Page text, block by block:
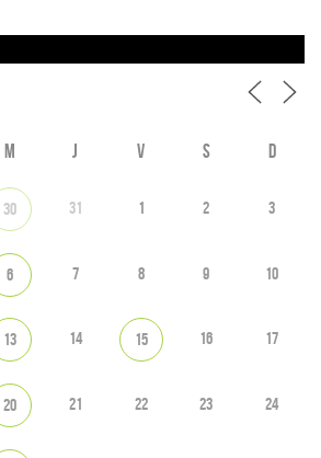
M J V S D
30 31 1 2 3
6 7 8 9 10
13 14 15 16 17
20 21 22 23 24